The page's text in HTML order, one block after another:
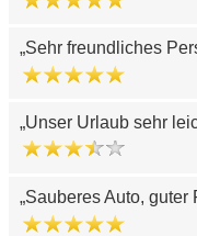
Sehr freundliches
Unser Urlaub sehr
Sauberes Auto, guter